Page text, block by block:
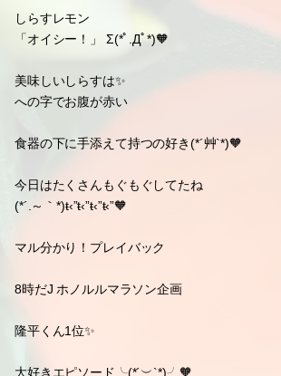
しらすレモン
「オイシー！」 Σ(*ﾟ.Дﾟ*)🧡
美味しいしらすは✨
への字でお腹が赤い
食器の下に手添えて持つの好き(*´艸`*)🧡
今日はたくさんもぐもぐしてたね
(*´.～｀*)ŧ‹”ŧ‹”ŧ‹”ŧ‹”🧡
マル分かり！プレイバック
8時だJ ホノルルマラソン企画
隆平くん1位✨
大好きエピソード╰(*´︶`*)╯🧡